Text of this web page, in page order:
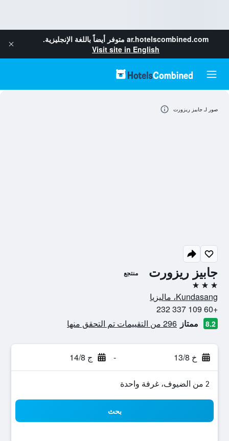
ar.hotelscombined.com متوفر أيضاً باللغة الإنجليزية.
Visit site in English
جابيز ريزورت منتجع
3 نجوم
Kundasang، ماليزيا
+60 109 337 232
8.2 ممتاز 296 من التقييمات تم التحقق منها
خ 13/8 - ج 14/8
2 من الضيوف، غرفة واحدة
بحث
صور لـ جابيز ريزورت